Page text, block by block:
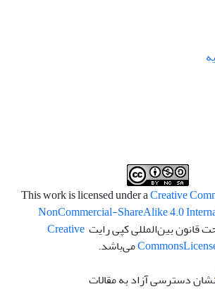
Creative
NonCommercial-ShareAlike 4.0
قانون بین‌المللی کپی رایتCreative
Commonsمی‌باشد.